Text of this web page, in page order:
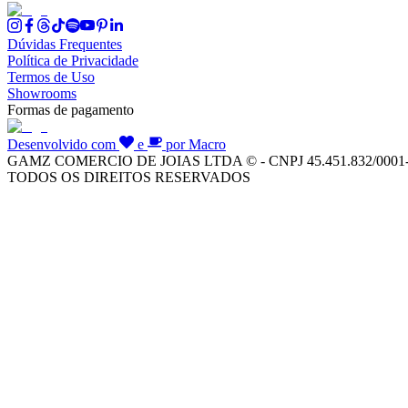
Dúvidas Frequentes
Política de Privacidade
Termos de Uso
Showrooms
Formas de pagamento
Desenvolvido com e
por Macro
GAMZ COMERCIO DE JOIAS LTDA © - CNPJ 45.451.832/
TODOS OS DIREITOS RESERVADOS